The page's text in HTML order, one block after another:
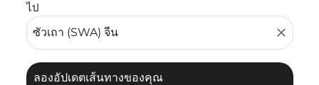
ไป
close
ลองอัปเดตเส้นทางของคุณ